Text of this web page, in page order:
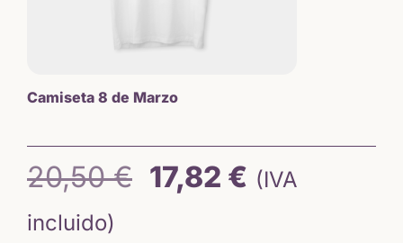
Camiseta 8 de Marzo
20,50€ El
17,82 € El
(IVA
incluido)